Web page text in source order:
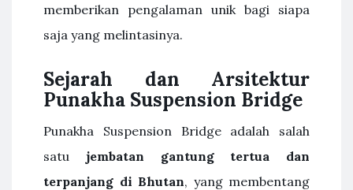
memberikan pengalaman unik bagi siapa
saja yang melintasinya.
Sejarah dan Arsitektur
Punakha Suspension Bridge
Punakha Suspension Bridge adalah salah
satu jembatan gantung tertua dan
terpanjang di Bhutan, yang membentang